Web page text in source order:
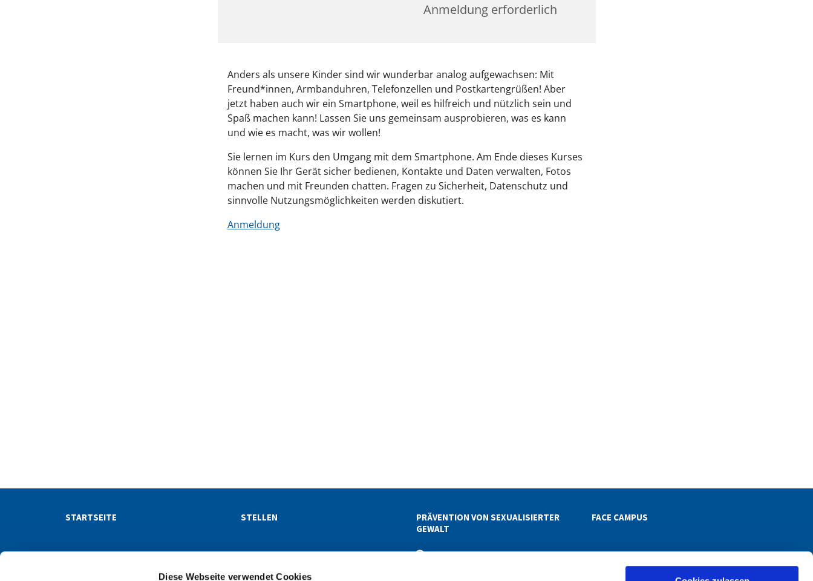
Diese Webseite verwendet Cookies
Anmeldung erforderlich
Anders als unsere Kinder sind wir wunderbar analog aufgewachsen: Mit
Freund*innen, Armbanduhren, Telefonzellen und Postkartengrüßen! Aber
jetzt haben auch wir ein Smartphone, weil es hilfreich und nützlich sein und
Spaß machen kann! Lassen Sie uns gemeinsam ausprobieren, was es kann
und wie es macht, was wir wollen!
Sie lernen im Kurs den Umgang mit dem Smartphone. Am Ende dieses Kurses
können Sie Ihr Gerät sicher bedienen, Kontakte und Daten verwalten, Fotos
machen und mit Freunden chatten. Fragen zu Sicherheit, Datenschutz und
sinnvolle Nutzungsmöglichkeiten werden diskutiert.
Anmeldung
STARTSEITE STELLEN
PRÄVENTION VON SEXUALISIERTER
GEWALT
FACE CAMPUS